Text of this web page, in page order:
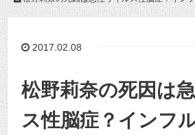
2017.02.08
松野莉奈の死因は
ス性脳症？インフ